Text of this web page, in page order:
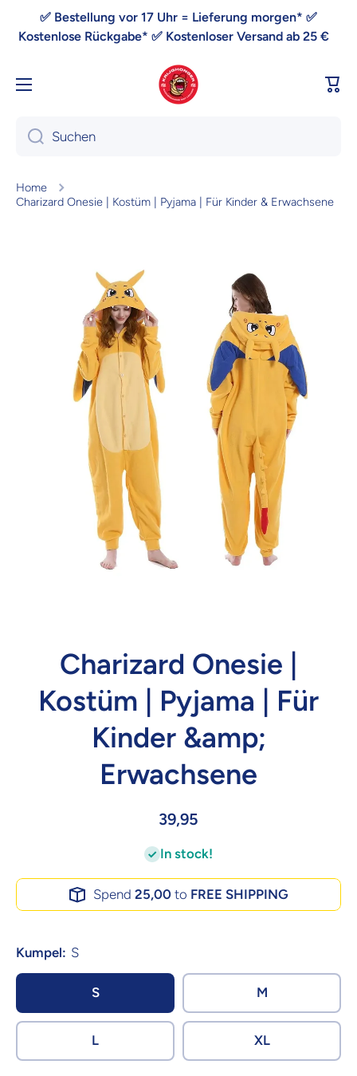
Direkt zum Inhalt
✅ Bestellung vor 17 Uhr = Lieferung morgen* ✅
Kostenlose Rückgabe* ✅ Kostenloser Versand ab 25 €
Suchen
Home
Charizard Onesie | Kostüm | Pyjama | Für Kinder & Erwachsene
Zu Produktinformationen springen
Charizard Onesie |
Kostüm | Pyjama | Für
Kinder &amp;
Erwachsene
39,95
In stock!
Spend 25,00to FREE SHIPPING
Kumpel: S
S M
L XL